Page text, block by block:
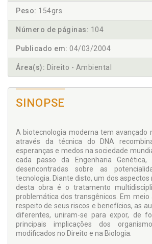
Peso: 154grs.
Número de páginas: 104
Publicado em: 04/03/2004
Área(s): Direito - Ambiental
SINOPSE
A biotecnologia moderna tem avançado
através da técnica do DNA
esperanças e medos na sociedade
cada passo da Engenharia Genética,
desencontradas sobre as
tecnologia. Diante disto, um dos
desta obra é o tratamento
problemática dos transgênicos. Em
respeito de seus riscos e benefícios, as
diferentes, uniram-se para expor, de
principais implicações dos
modificados no Direito e na Biologia.